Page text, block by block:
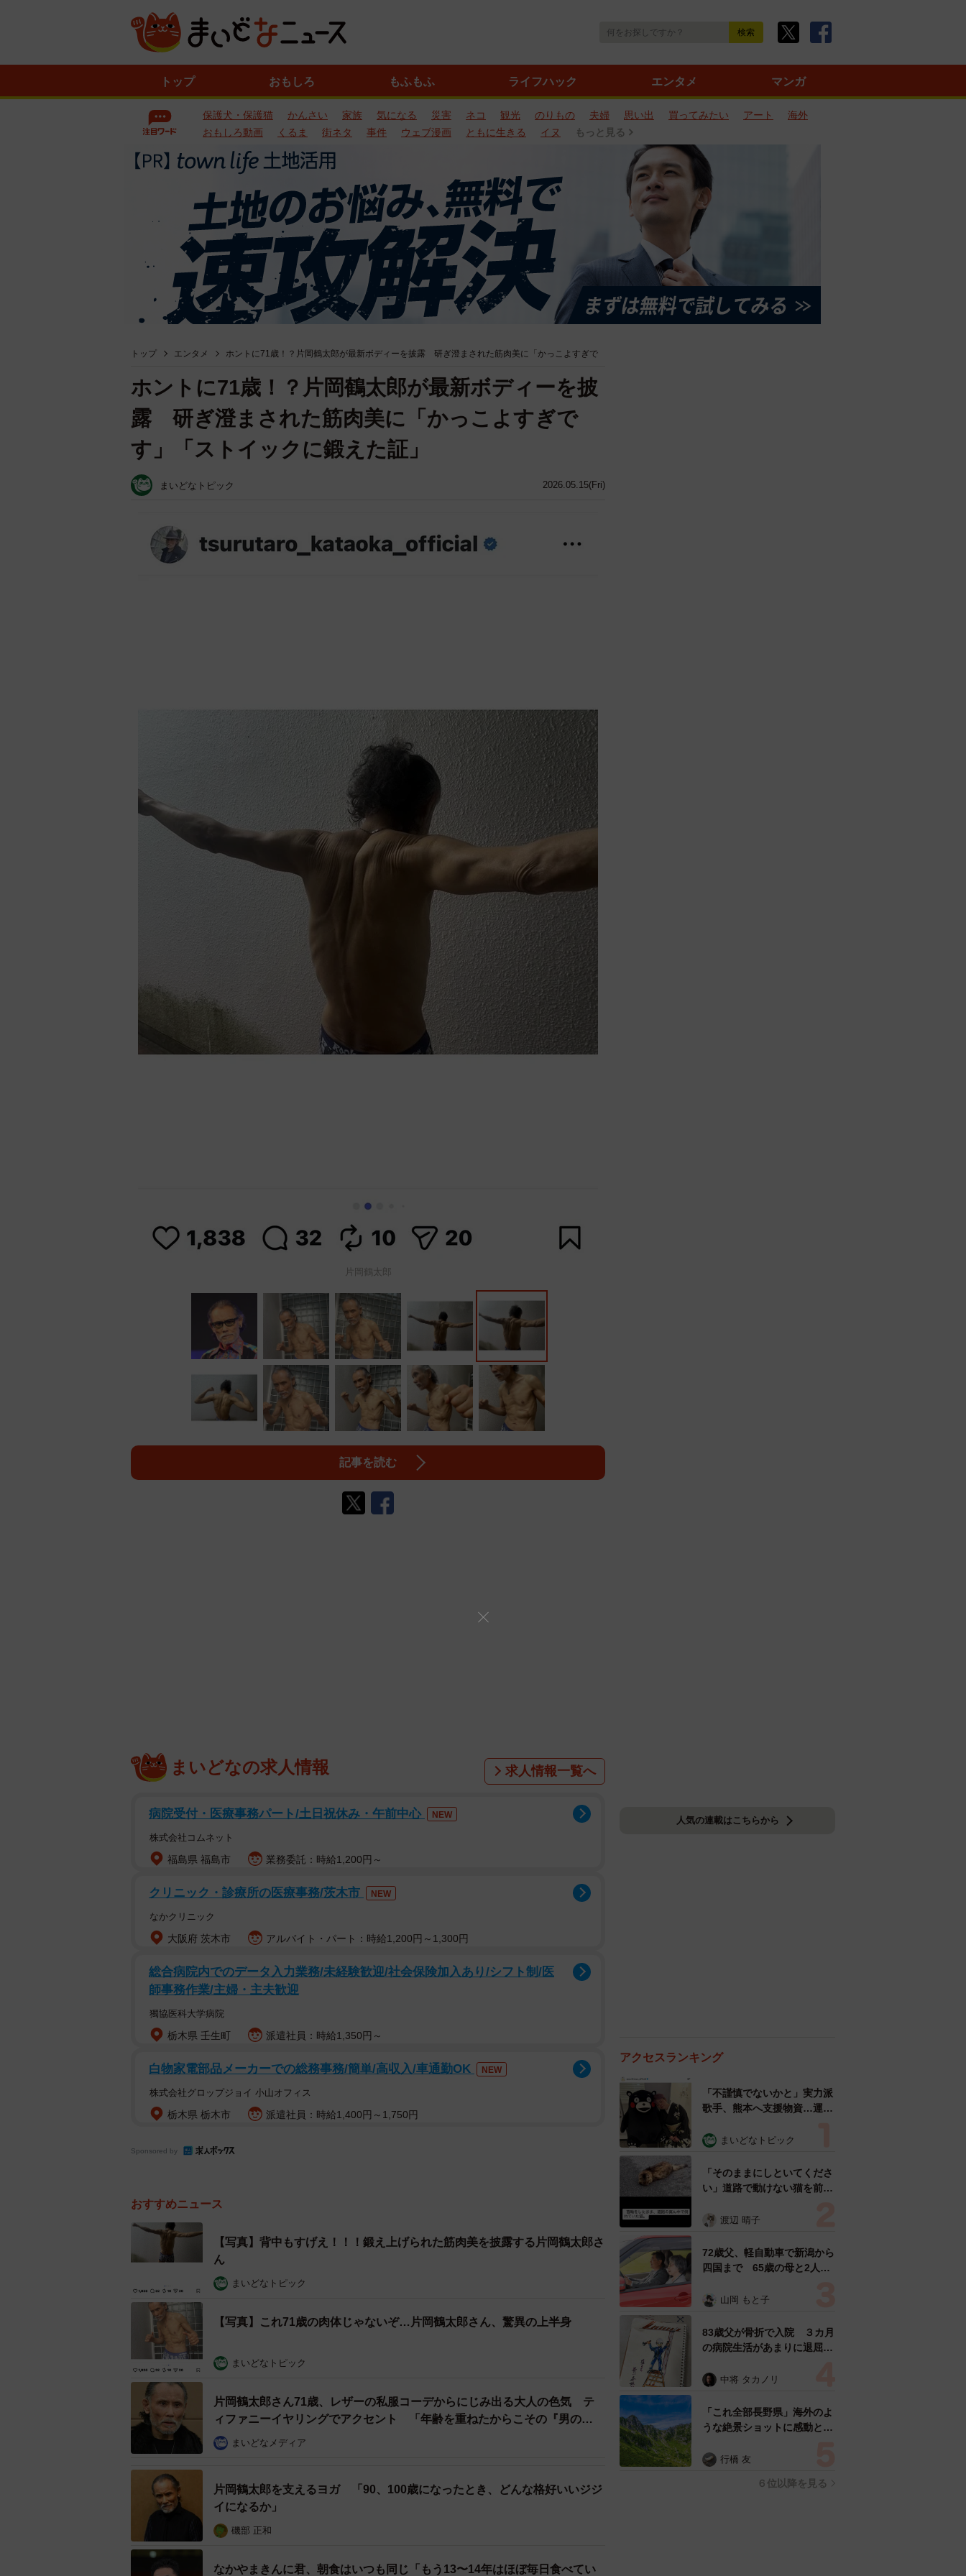
トップ おもしろ もふもふ ライフハック エンタメ マンガ
保護犬・保護猫 かんさい 家族 気になる 災害 ネコ 観光 のりもの 夫婦 思い出 買ってみたい アート
海外
おもしろ動画
くるま 街ネタ 事件 ウェブ漫画 ともに生きる イヌ もっと見る
トップ エンタメ ホントに71歳！？片岡鶴太郎が最新ボディーを披露 研ぎ澄まされた筋肉美に「かっこよすぎで
2026.05.15(Fri)
ホントに71歳！？片岡鶴太郎が最新ボディーを披
露 研ぎ澄まされた筋肉美に「かっこよすぎで
す」「ストイックに鍛えた証」
まいどなトピック
片岡鶴太郎
記事を読む
まいどなの求人情報 求人情報一覧へ
病院受付・医療事務パート/土日祝休み・午前中心 NEW
株式会社コムネット
福島県 福島市 業務委託：時給1,200円～
クリニック・診療所の医療事務/茨木市 NEW
なかクリニック
大阪府 茨木市 アルバイト・パート：時給1,200円～1,300円
総合病院内でのデータ入力業務/未経験歓迎/社会保険加入あり/シフト制/医
師事務作業/主婦・主夫歓迎
獨協医科大学病院
栃木県 壬生町 派遣社員：時給1,350円～
白物家電部品メーカーでの総務事務/簡単/高収入/車通勤OK NEW
株式会社グロップジョイ 小山オフィス
栃木県 栃木市 派遣社員：時給1,400円～1,750円
Sponsored by
おすすめニュース
【写真】背中もすげえ！！！鍛え上げられた筋肉美を披露する片岡鶴太郎さ
ん
まいどなトピック
【写真】これ71歳の肉体じゃないぞ…片岡鶴太郎さん、驚異の上半身
まいどなトピック
片岡鶴太郎さん71歳、レザーの私服コーデからにじみ出る大人の色気 テ
ィファニーイヤリングでアクセント 「年齢を重ねたからこその『男の
艶』」「自身が芸術作品」
まいどなメディア
片岡鶴太郎を支えるヨガ 「90、100歳になったとき、どんな格好いいジジ
イになるか」
磯部 正和
なかやまきんに君、朝食はいつも同じ「もう13〜14年はほぼ毎日食べてい
人気の連載はこちらから
アクセスランキング
「不謹慎でないかと」実力派
歌手、熊本へ支援物資…運搬
めらい 「痛いほど伝わる」
まいどなトピック
「そのままにしといてくださ
い」道路で動けない猫を前に
ようとした4日間 「命の重
表の訴え
渡辺 晴子
72歳父、軽自動車で新潟から
四国まで 65歳の母と2人で
憩まで分刻み… 「大学生で
山岡 もと子
83歳父が骨折で入院 ３カ月
の病院生活があまりに退屈で
い！」→スケッチブックを見
すよ…」
中将 タカノリ
「これ全部長野県」海外のよ
うな絶景ショットに感動と反
ったんだって気づいた」
行橋 友
６位以降を見る